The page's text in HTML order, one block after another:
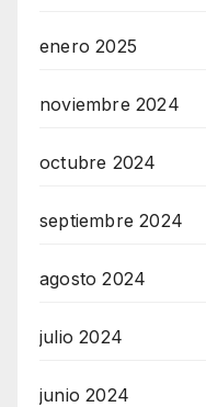
enero 2025
noviembre 2024
octubre 2024
septiembre 2024
agosto 2024
julio 2024
junio 2024